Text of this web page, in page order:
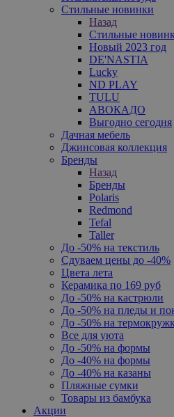
Стильные новинки
Назад
Стильные
Новый 2023 год
DE'NASTIA
Lucky
ND PLAY
TULU
АВОКАДО
Выгодно сегодня
Дачная мебель
Джинсовая коллекция
Бренды
Назад
Бренды
Polaris
Redmond
Tefal
Taller
До -50% на текстиль
Сдуваем цены до -40%
Цвета лета
Керамика по 169 руб
До -50% на кастрюли
До -50% на пледы и
До -50% на
Все для уюта
До -50% на формы
До -40% на формы
До -40% на казаны
Пляжные сумки
Товары из бамбука
Акции